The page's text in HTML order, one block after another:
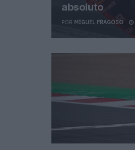
absoluto
POR MIGUEL FRAGOSO